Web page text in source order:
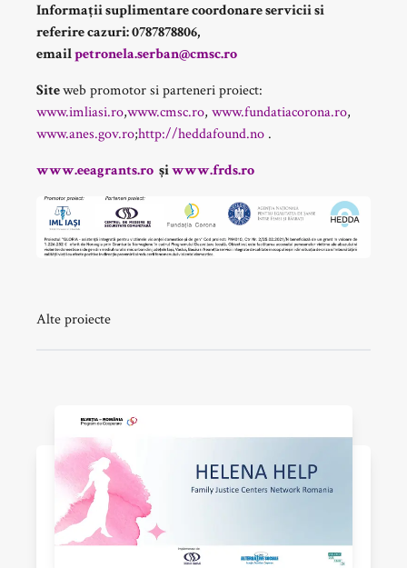
Informații suplimentare coordonare servicii si
referire cazuri: 0787878806,
emailpetronela.serban@cmsc.ro
Siteweb promotor si parteneri proiect:
www.imliasi.ro,www.cmsc.ro, www.fundatiacorona.ro,
www.anes.gov.ro;http://heddafound.no .
www.eeagrants.ro șiwww.frds.ro
Alte proiecte